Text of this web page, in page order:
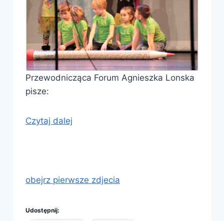
Przewodnicząca Forum Agnieszka Lonska
pisze:
Czytaj dalej
obejrz pierwsze zdjecia
Udostępnij: